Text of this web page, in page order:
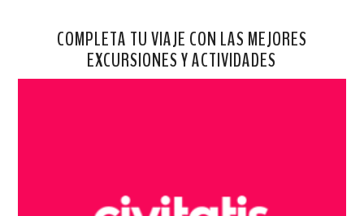
COMPLETA TU VIAJE CON LAS MEJORES
EXCURSIONES Y ACTIVIDADES